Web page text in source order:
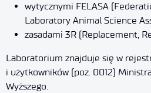
wytycznymi FELASA
Laboratory Animal Science
zasadami 3R (Replacement,
Laboratorium znajduje się w
i użytkowników (poz. 0012)
Wyższego.